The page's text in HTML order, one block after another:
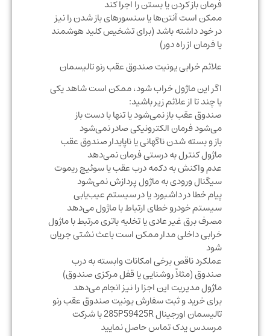
فرمان باز کردن یا بستن را اجرا کند
ممکن است آنتن‌ها یا سنسورهای باز شدن را نیز
در خود داشته باشد (برای تشخیص کلید هوشمند
یا فرمان از راه دور)
علائم خرابی یونیت صندوق عقب رنو تالیسمان
اگر این ماژول خراب شود، ممکن است شاهد یکی
یا چند تا از علائم زیر باشید:
صندوق عقب باز نمی‌شود یا تنها با دست باز
می‌شود فرمان الکترونیکی صادر نمی‌شود
باز و بسته شدن ناگهانی یا ناپایدار صندوق عقب
ماژول کنترل به درستی فرمان نمی‌دهد
عدم واکنش به دکمه‌ درب عقب یا سوئیچ ریموت
سیگنال ورودی به ماژول پردازش نمی‌شود
پیام خطا در داشبورد یا در سیستم عیب‌یابی
سیستم خودرو خطای ارتباط با ماژول می‌دهد
مصرف برق غیر عادی یا تخلیه باتری مرتبط با ماژول
خرابی داخلی مدار ممکن است باعث نشتی جریان
عملکرد ناقص برخی امکانات وابسته به درب
صندوق (مثلاً روشنایی یا قفل مرکزی صندوق)
ماژول مدیریت این اجزا را نیز انجام می‌دهد
برای خرید و ثبت سفارش یونیت صندوق عقب رنو
تالیسمان اورجینال 285P59425R با شرکت
مرسدس یدک تماس حاصل نمایید